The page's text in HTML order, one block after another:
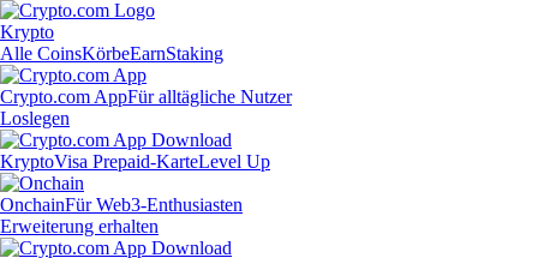
Krypto
Alle CoinsKörbeEarnStaking
Crypto.com AppFür alltägliche Nutzer
Loslegen
KryptoVisa Prepaid-KarteLevel Up
OnchainFür Web3-Enthusiasten
Erweiterung erhalten